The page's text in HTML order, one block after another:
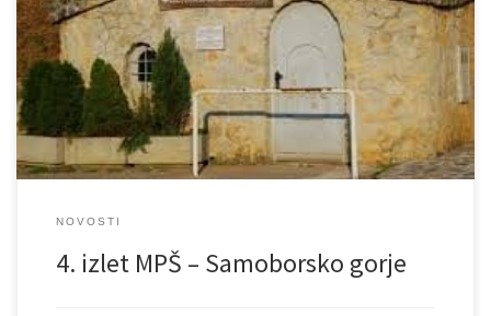
27.10.2019.Samoborsko gorje Polazak: 09.00 sati parkiralište
Paromlina – Trnjanska cesta Povratak: 16.00 sati na isto mjesto
Voditelji: Instruktori Miroslav Kralj i Mladen Kužnik Ulaznica u
Grgosove špilje: 15,00 kuna Ponijeti kao i do sada ruksak sa svom
već prije navedenom opremom. […]
NOVOSTI
4. izlet MPŠ – Samoborsko gorje